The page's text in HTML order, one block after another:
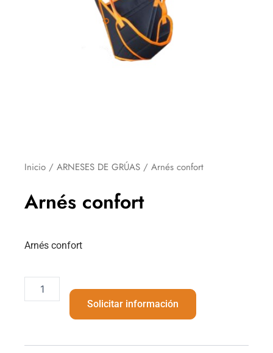
Inicio / ARNESES DE GRÚAS / Arnés confort
Arnés confort
Arnés confort
confort
Solicitar información